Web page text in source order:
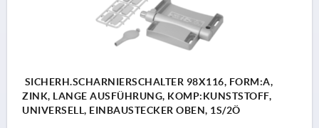
SICHERH.SCHARNIERSCHALTER 98X116, FORM:A,
ZINK, LANGE AUSFÜHRUNG, KOMP:KUNSTSTOFF,
UNIVERSELL, EINBAUSTECKER OBEN, 1S/2Ö